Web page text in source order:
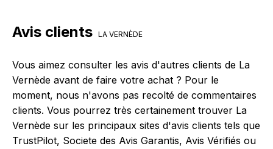
vous réalisez un achat sur le site web de La Vernède.
bonus.
Avis clients LA VERNÈDE
Vous aimez consulter les avis d'autres clients de La
Vernède avant de faire votre achat ? Pour le
moment, nous n'avons pas recolté de commentaires
clients. Vous pourrez très certainement trouver La
Vernède sur les principaux sites d'avis clients tels que
TrustPilot, Societe des Avis Garantis, Avis Vérifiés ou